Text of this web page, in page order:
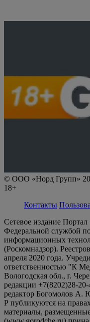
© ООО «Норд Групп»
18+
Контакты
Сетевое издание
Федеральной службой
информационных
(Роскомнадзор).
апреля 2020 года.
ответственностью "К
Вологодская обл., г.
редакции +7(8202)28-
редактор Богомолов А.
Р публикуются на
материалы,